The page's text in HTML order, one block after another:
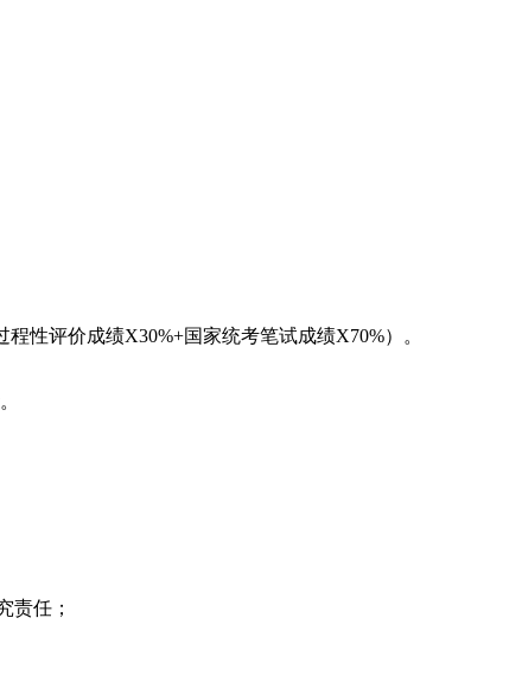
性评价成绩X30%+国家统考笔试成绩X70%）。
责任；